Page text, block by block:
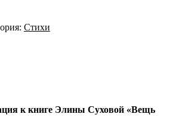
Стихи
к книге Элины Суховой «Вещь